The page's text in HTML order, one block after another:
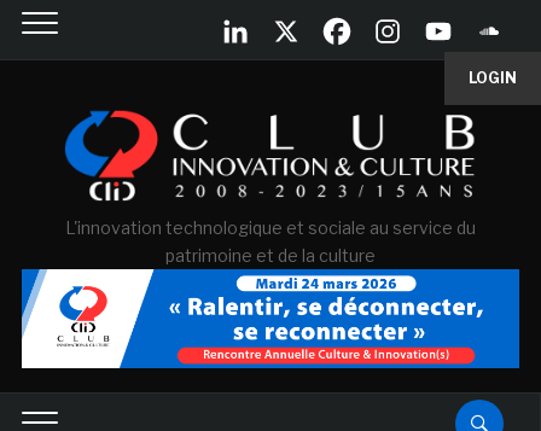
LOGIN
L'innovation technologique et sociale au service du
patrimoine et de la culture